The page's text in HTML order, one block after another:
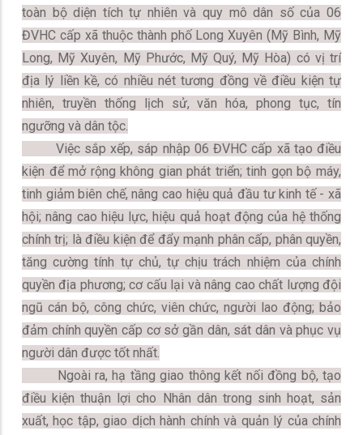
toàn bộ diện tích tự nhiên và quy mô dân số của 06
ĐVHC cấp xã thuộc thành phố Long Xuyên (Mỹ Bình, Mỹ
Long, Mỹ Xuyên, Mỹ Phước, Mỹ Quý, Mỹ Hòa) có vị trí
địa lý liền kề, có nhiều nét tương đồng về điều kiện tự
nhiên, truyền thống lịch sử, văn hóa, phong tục, tín
ngưỡng và dân tộc.
Việc sắp xếp, sáp nhập 06 ĐVHC cấp xã tạo điều
kiện để mở rộng không gian phát triển; tinh gọn bộ máy,
tinh giảm biên chế, nâng cao hiệu quả đầu tư kinh tế - xã
hội; nâng cao hiệu lực, hiệu quả hoạt động của hệ thống
chính trị; là điều kiện để đẩy mạnh phân cấp, phân quyền,
tăng cường tính tự chủ, tự chịu trách nhiệm của chính
quyền địa phương; cơ cấu lại và nâng cao chất lượng đội
ngũ cán bộ, công chức, viên chức, người lao động; bảo
đảm chính quyền cấp cơ sở gần dân, sát dân và phục vụ
người dân được tốt nhất.
Ngoài ra, hạ tầng giao thông kết nối đồng bộ, tạo
điều kiện thuận lợi cho Nhân dân trong sinh hoạt, sản
xuất, học tập, giao dịch hành chính và quản lý của chính